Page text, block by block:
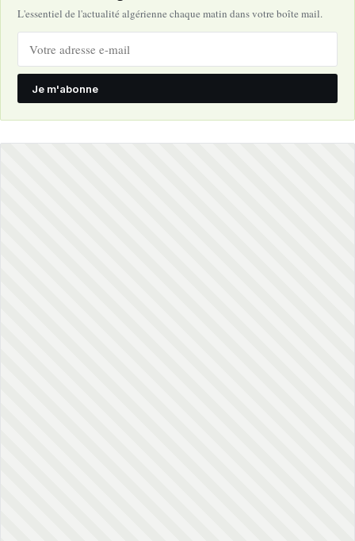
L'essentiel de l'actualité algérienne chaque matin dans votre boîte mail.
Je m'abonne